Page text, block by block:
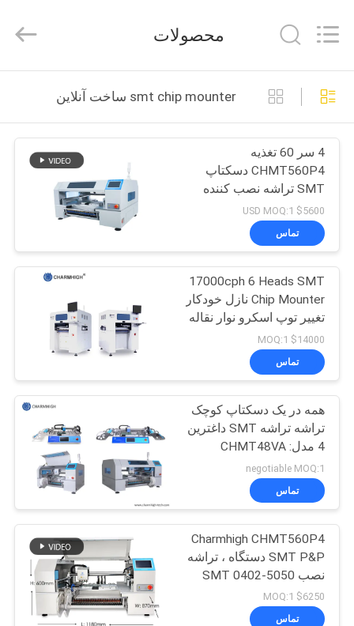
خانه
محصولات
فیلم
درباره
ما
کارخانه
کنترل
کیفیت
تماس
بگیرید
خبر
CHARMHIGH
TECHNOLOGY
Rights
محصولات
smt chip mounter ساخت آنلاین
4 سر 60 تغذیه
CHMT560P4 دسکتاپ
SMT تراشه نصب کننده
SMD انتخاب و مکان
ماشین
$5600 USD MOQ:1
تماس
17000cph 6 Heads SMT
Chip Mounter نازل خودکار
تغییر توپ اسکرو نوار نقاله
خودکار
$14000 MOQ:1
تماس
همه در یک دسکتاپ کوچک
تراشه تراشه SMT داغترین
4 مدل: CHMT48VA
CHMT48VB
CHMT530P4
CHMT560P4
negotiable MOQ:1
تماس
Charmhigh CHMT560P4
SMT P&P دستگاه ، تراشه
نصب SMT 0402-5050
SOP QFN
$6250 MOQ:1
تماس